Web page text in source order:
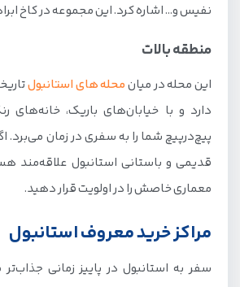
نفیس و… اشاره کرد. این مجموعه در کاخ
منطقه بالات
این محله در میانمحله های استانبول
دارد و با خیابان‌های باریک، خانه‌های
پیچ‌درپیچ شما را به سفری در زمان می‌برد.
قدیمی و باستانی استانبول علاقه‌مند
معماری خاصش را در اولویت قرار دهید.
مراکز خرید معروف استانبول
سفر به استانبول در پاییز زمانی